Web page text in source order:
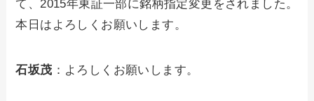
て、2015年東証一部に銘柄指定変更をされました。
本日はよろしくお願いします。
石坂茂 ：よろしくお願いします。